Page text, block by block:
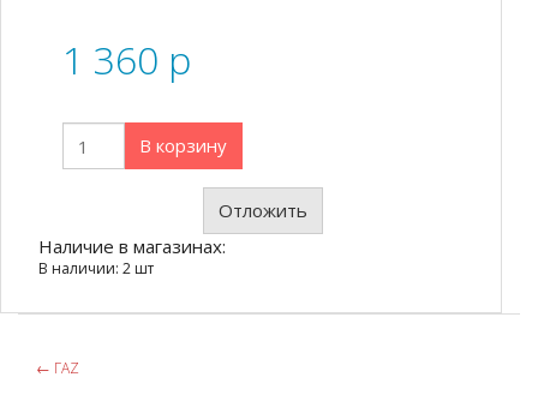
1 360 p
В корзину
Отложить
Наличие в магазинах:
В наличии: 2 шт
← ГАZ